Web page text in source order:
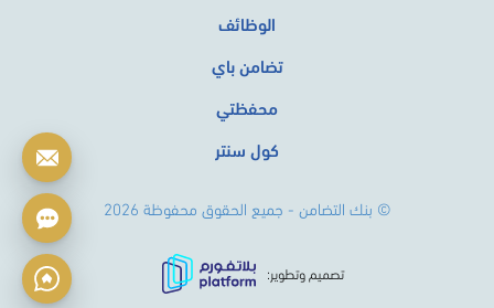
تصميم وتطوير:
الوظائف
تضامن باي
محفظتي
كول سنتر
© بنك التضامن - جميع الحقوق محفوظة 2026